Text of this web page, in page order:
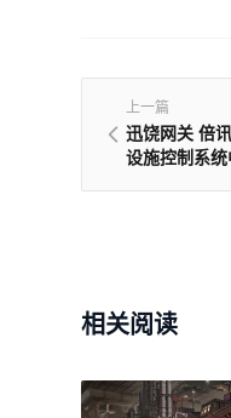
上一篇
迅饶网关 倍
设施控制系统
相关阅读